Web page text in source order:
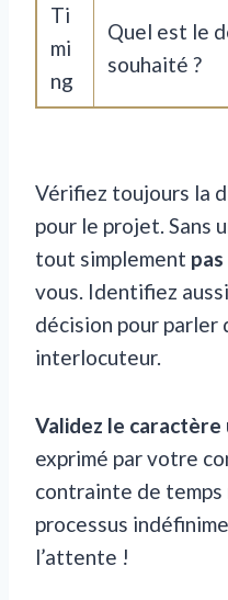
Ti
mi
ng
Quel est le
souhaité ?
Vérifiez toujours la
pour le projet. Sans
tout simplement
vous. Identifiez
décision pour parler
interlocuteur.
Validez le
exprimé par votre
contrainte de
processus
l’attente !